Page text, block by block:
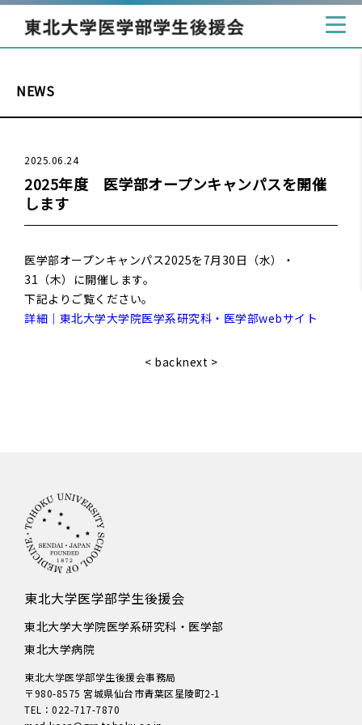
NEWS
2025.06.24
2025年度 医学部オープンキャンパスを開催
します
医学部オープンキャンパス2025を7月30日（水）・
31（木）に開催します。
下記よりご覧ください。
詳細｜東北大学大学院医学系研究科・医学部webサイト
< backnext >
東北大学医学部学生後援会
東北大学大学院医学系研究科・医学部
東北大学病院
東北大学医学部学生後援会事務局
〒980-8575 宮城県仙台市青葉区星陵町2-1
TEL：022-717-7870